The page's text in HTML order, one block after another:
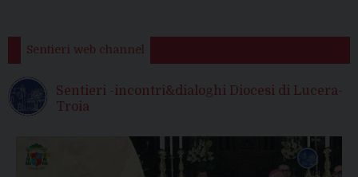
Sentieri web channel
Sentieri -incontri&dialoghi Diocesi di Lucera-
Troia